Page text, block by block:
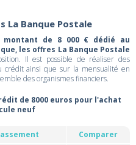
La Banque Postale
de 8 000 € dédié au
les offres La Banque Postale
Il est possible de réaliser des
crédit ainsi que sur la mensualité en
des organismes financiers.
de 8000 euros pour l'achat
neuf
Comparer